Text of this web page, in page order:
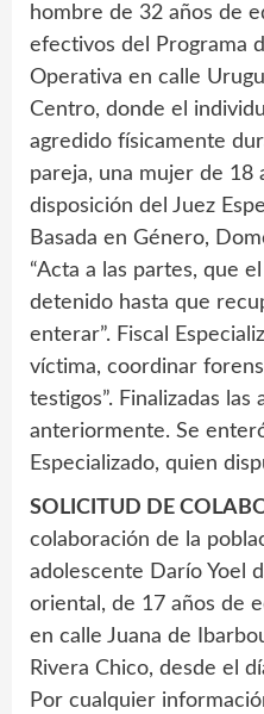
hombre de 32 años de
efectivos del Programa
Operativa en calle
Centro, donde el
agredido físicamente
pareja, una mujer de 18
disposición del Juez
Basada en Género,
“Acta a las partes, que
detenido hasta que
enterar”. Fiscal
víctima, coordinar
testigos”. Finalizadas
anteriormente. Se
Especializado, quien
SOLICITUD DE
colaboración de la
adolescente Darío Yoel
oriental, de 17 años de
en calle Juana de
Rivera Chico, desde el
Por cualquier